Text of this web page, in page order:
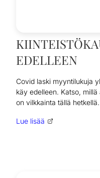
EDELLEEN
Covid laski myyntilukuja
käy edelleen. Katso,
on vilkkainta tällä hetkellä.
Lue lisää